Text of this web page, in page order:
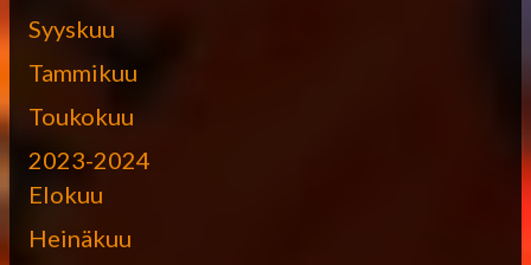
Syyskuu
Tammikuu
Toukokuu
2023-2024
Elokuu
Heinäkuu